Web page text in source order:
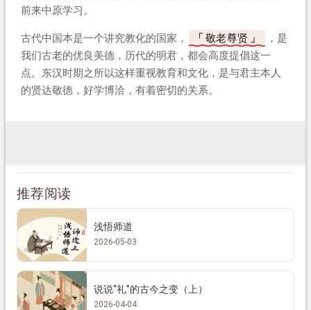
前来中原学习。
古代中国本是一个讲究教化的国家， 敬老尊贤
，是
我们古老的优良美德，历代的明君，都会高度提倡这一
点。东汉时期之所以这样重视教育和文化，是与君主本人
的贤达敬德，好学博洽，有着密切的关系。
推荐阅读
浅悟师道
2026-05-03
说说“礼”的古今之变（上）
2026-04-04